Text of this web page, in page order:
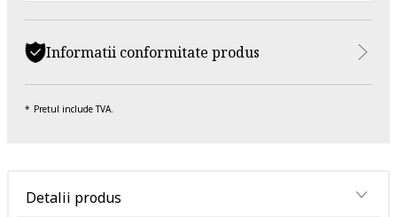
Informatii conformitate produs
Pretul include TVA.
Detalii produs